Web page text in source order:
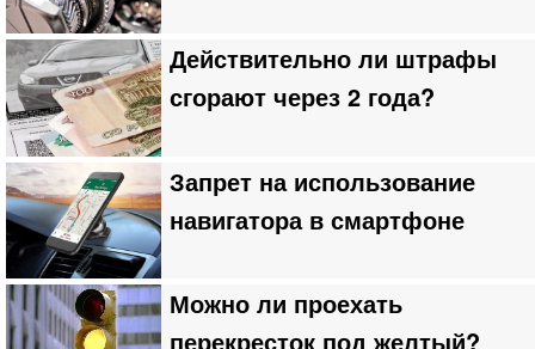
Действительно ли штрафы
сгорают через 2 года?
Запрет на использование
навигатора в смартфоне
Можно ли проехать
перекресток под желтый?